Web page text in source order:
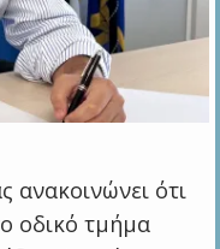
ανακοινώνει ότι
οδικό τμήμα